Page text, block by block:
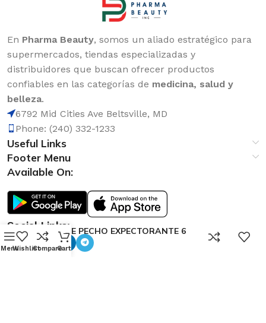
En Pharma Beauty, somos un aliado estratégico para
supermercados, tiendas especializadas y
distribuidores que buscan ofrecer productos
confiables en las categorías de medicina, salud y
belleza.
6792 Mid Cities Ave Beltsville, MD
Phone: (240) 332-1233
Useful Links
Footer Menu
Available On:
Social Links:ROMPE PECHO EXPECTORANTE 6
oz
MenuWishlistCompare
0
Cart